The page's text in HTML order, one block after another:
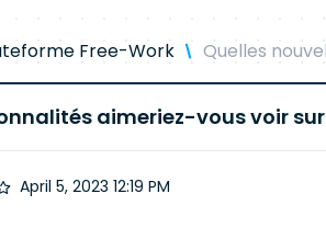
Free-Work Quelles
aimeriez-vous voir sur
April 5, 2023 12:19 PM